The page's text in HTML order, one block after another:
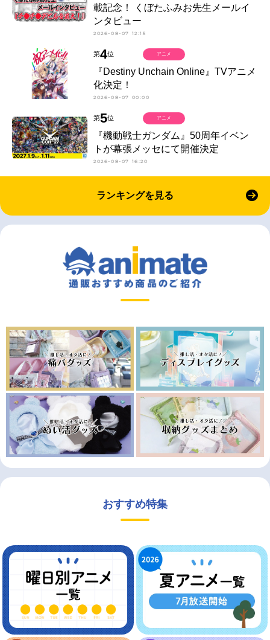
載記念！ くぼたふみお先生メールイ
ンタビュー
2026-08-07 12:15
第4位
『Destiny Unchain Online』TVアニメ
化決定！
2026-08-07 00:00
アニメ
第5位
『機動戦士ガンダム』50周年イベン
トが幕張メッセにて開催決定
2026-08-07 16:20
アニメ
ランキングを見る
おすすめ特集